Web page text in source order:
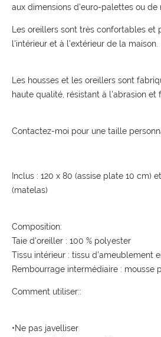
aux dimensions d'euro-palettes ou de
Les oreillers sont très confortables et
l'intérieur et à l'extérieur de la maison.
Les housses et les oreillers sont
haute qualité, résistant à l'abrasion et
Contactez-moi pour une taille
Inclus : 120 x 80 (assise plate 10 cm)
(matelas)
Composition:
Taie d'oreiller : 100 % polyester
Tissu intérieur : tissu d'ameublement
Rembourrage intermédiaire : mousse
Comment utiliser::
•Ne pas javelliser